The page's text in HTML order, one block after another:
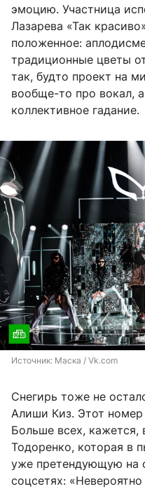
эмоцию. Участница
Лазарева «Так
положенное:
традиционные цветы
так, будто проект на
вообще-то про вокал,
коллективное гадание.
Источник: Маска / Vk.com
Снегирь тоже не
Алиши Киз. Этот
Больше всех, кажется,
Тодоренко, которая в
уже претендующую на
соцсетях: